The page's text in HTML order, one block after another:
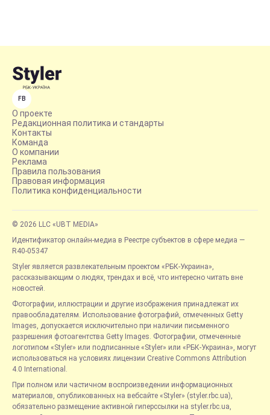
FB
О проекте
Редакционная политика и стандарты
Контакты
Команда
О компании
Реклама
Правила пользования
Правовая информация
Политика конфиденциальности
© 2026 LLC «UBT MEDIA»
Идентификатор онлайн-медиа в Реестре субъектов в сфере медиа —
R40-05347
Styler является развлекательным проектом «РБК-Украина»,
рассказывающим о людях, трендах и всё, что интересно читать вне
новостей.
Фотографии, иллюстрации и другие изображения принадлежат их
правообладателям. Использование фотографий, отмеченных Getty
Images, допускается исключительно при наличии письменного
разрешения фотоагентства Getty Images. Фотографии, отмеченные
логотипом «Styler» или подписанные «Styler» или «РБК-Украина», могут
использоваться на условиях лицензии Creative Commons Attribution
4.0 International.
При полном или частичном воспроизведении информационных
материалов, опубликованных на вебсайте «Styler» (styler.rbc.ua),
обязательно размещение активной гиперссылки на styler.rbc.ua,